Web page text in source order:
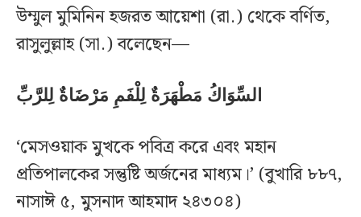
উম্মুল মুমিনিন হজরত আয়েশা (রা.) থেকে বর্ণিত,
রাসুলুল্লাহ (সা.) বলেছেন—
السِّوَاكُ مَطْهَرَةٌ لِلْفَمِ مَرْضَاةٌ لِلرَّبِّ
‘মেসওয়াক মুখকে পবিত্র করে এবং মহান
প্রতিপালকের সন্তুষ্টি অর্জনের মাধ্যম।’ (বুখারি ৮৮৭,
নাসাঈ ৫, মুসনাদ আহমাদ ২৪৩০৪)